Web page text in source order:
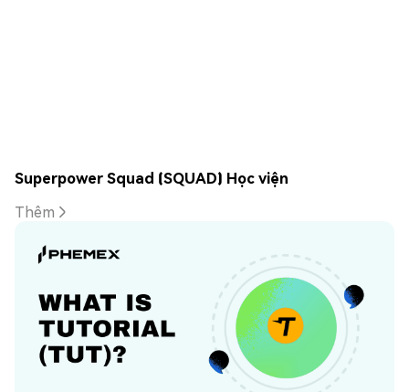
Superpower Squad (SQUAD) Học viện
Thêm